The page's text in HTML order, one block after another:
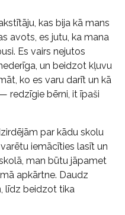
kas bija kā mans
avots, es jutu, ka mana
Es vairs nejutos
un beidzot kļuvu
ko es varu darīt un kā
redzīgie bērni, it īpaši
par kādu skolu
iemācīties lasīt un
man būtu jāpamet
apkārtne. Daudz
līdz beidzot tika